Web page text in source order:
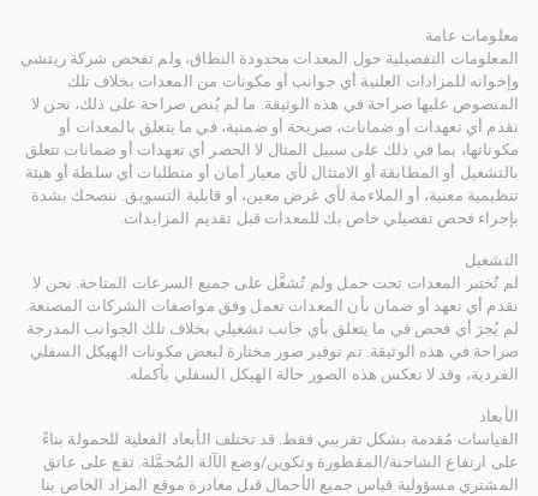
معلومات عامة
المعلومات التفصيلية حول المعدات محدودة النطاق، ولم تفحص شركة ريتشي
وإخوانه للمزادات العلنية أي جوانب أو مكونات من المعدات بخلاف تلك
المنصوص عليها صراحة في هذه الوثيقة. ما لم يُنص صراحة على ذلك، نحن لا
نقدم أي تعهدات أو ضمانات، صريحة أو ضمنية، في ما يتعلق بالمعدات أو
مكوناتها، بما في ذلك على سبيل المثال لا الحصر أي تعهدات أو ضمانات تتعلق
بالتشغيل أو المطابقة أو الامتثال لأي معيار أمان أو متطلبات أي سلطة أو هيئة
تنظيمية معنية، أو الملاءمة لأي غرض معين، أو قابلية التسويق. ننصحك بشدة
بإجراء فحص تفصيلي خاص بك للمعدات قبل تقديم المزايدات.
التشغيل
لم تُختبر المعدات تحت حمل ولم تُشغَّل على جميع السرعات المتاحة. نحن لا
نقدم أي تعهد أو ضمان بأن المعدات تعمل وفق مواصفات الشركات المصنعة.
لم يُجرَ أي فحص في ما يتعلق بأي جانب تشغيلي بخلاف تلك الجوانب المدرجة
صراحة في هذه الوثيقة. تم توفير صور مختارة لبعض مكونات الهيكل السفلي
الفردية، وقد لا تعكس هذه الصور حالة الهيكل السفلي بأكمله.
الأبعاد
القياسات مُقدمة بشكل تقريبي فقط. قد تختلف الأبعاد الفعلية للحمولة بناءً
على ارتفاع الشاحنة/المقطورة وتكوين/وضع الآلة المُحمَّلة. تقع على عاتق
المشتري مسؤولية قياس جميع الأحمال قبل مغادرة موقع المزاد الخاص بنا